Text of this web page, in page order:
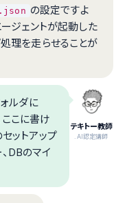
の設定ですよ
ージェントが起動した
理を走らせることが
テキトー教師
.AI認定講師
ルダに
ここに書け
ットアップ
DBのマイ